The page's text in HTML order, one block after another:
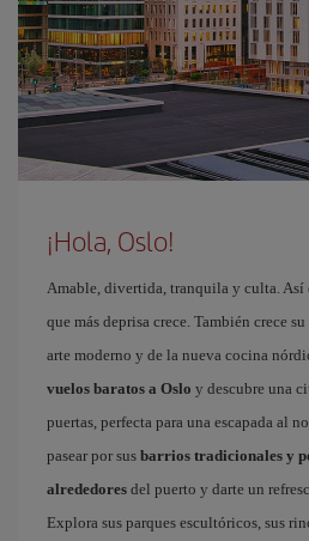
¡Hola, Oslo!
Amable, divertida, tranquila y culta. Así
que más deprisa crece. También crece
arte moderno y de la nueva cocina
vuelos baratos a Oslo y descubre una
puertas, perfecta para una escapada al
pasear por sus barrios tradicionales y
alrededores del puerto y darte un
Explora sus parques escultóricos, sus